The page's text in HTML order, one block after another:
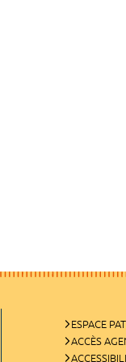
ESPACE
ACCÈS